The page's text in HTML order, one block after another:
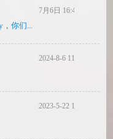
7月6日 16:47
，你们...
2024-8-6 11:14
2023-5-22 10:43